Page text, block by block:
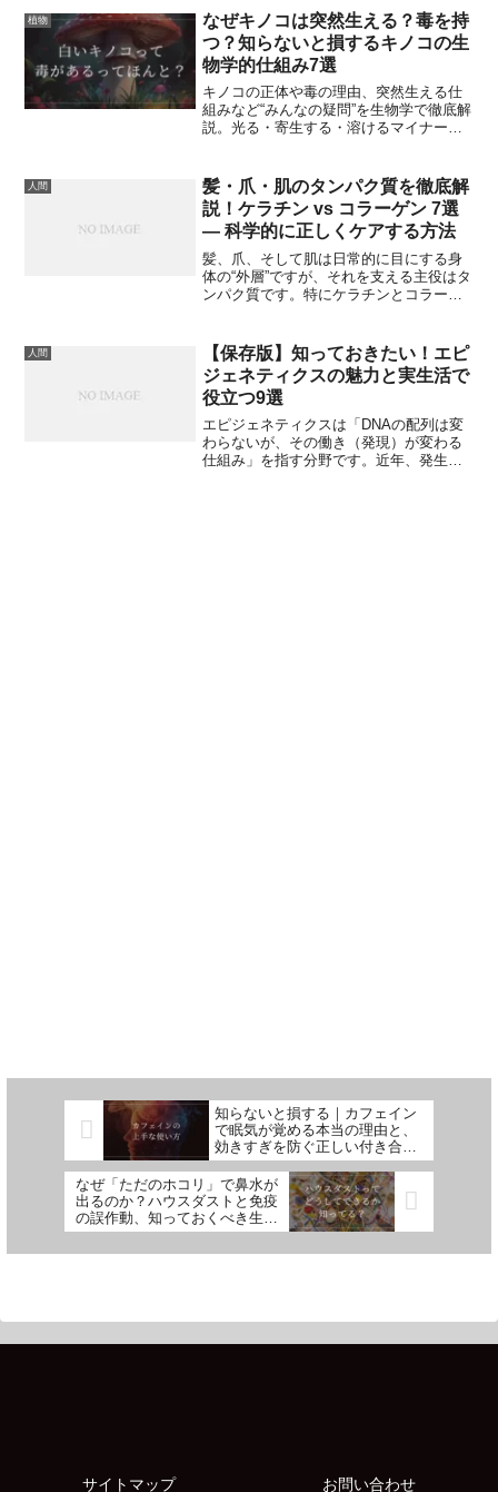
んなに一気に増えるの？」と不思議に思
ったことはありませんか？実は、大量発
生には いくつかの共通する原因 があり、
自然界のバランスが崩れると一気に表面
化します。本記事では、その原因を6つに
まとめて、わかりやすく解説していきま
す。ちょっと専門的な内容も、身近な例
やイメージを使って説明しますので安心
植物
なぜキノコは突然生える？毒を持
つ？知らないと損するキノコの生
物学的仕組み7選
キノコの正体や毒の理由、突然生える仕
組みなど“みんなの疑問”を生物学で徹底解
説。光る・寄生する・溶けるマイナー種7
人間
髪・爪・肌のタンパク質を徹底解
説！ケラチン vs コラーゲン 7選
— 科学的に正しくケアする方法
髪、爪、そして肌は日常的に目にする身
体の“外層”ですが、それを支える主役はタ
ンパク質です。特にケラチンとコラーゲ
す。本稿では、分子レベルの違いから組
織での役割、ダメージの原因、科学的に
裏付けられたケア方法、さらに一般的に
はあまり語られないマイナーで興味深い
研究トピックまで、科学系ブログ読者向
けに専門性を保ちつつ分かりやすく解説
します。
人間
【保存版】知っておきたい！エピ
ジェネティクスの魅力と実生活で
役立つ9選
エピジェネティクスは「DNAの配列は変
わらないが、その働き（発現）が変わる
仕組み」を指す分野です。近年、発生
知らないと損する｜カフェイン
で眠気が覚める本当の理由と、
効きすぎを防ぐ正しい付き合い
方
なぜ「ただのホコリ」で鼻水が
出るのか？ハウスダストと免疫
の誤作動、知っておくべき生存
戦略の仕組み
サイトマップ お問い合わせ